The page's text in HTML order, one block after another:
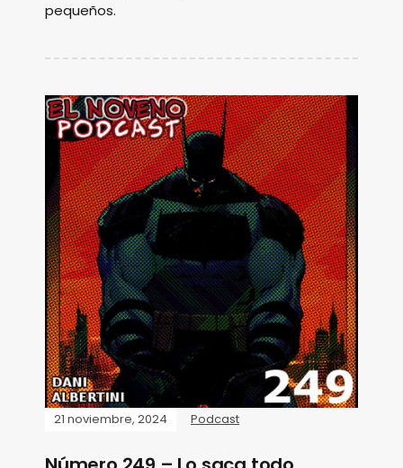
pequeños.
21 noviembre, 2024 Podcast